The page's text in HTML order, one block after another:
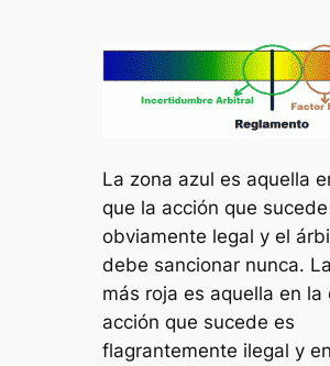
La zona azul es aquella
que la acción que
obviamente legal y el
debe sancionar nunca.
más roja es aquella en la
acción que sucede es
flagrantemente ilegal y